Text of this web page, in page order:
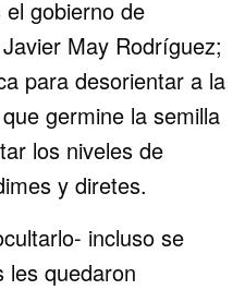
gobierno de
May Rodríguez;
para desorientar a la
germine la semilla
los niveles de
y diretes.
incluso se
les quedaron